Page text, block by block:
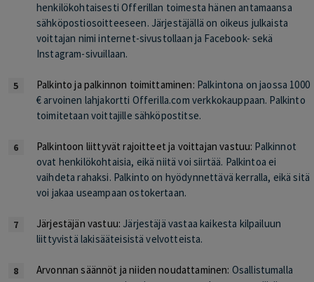
henkilökohtaisesti Offerillan toimesta hänen antamaansa
sähköpostiosoitteeseen. Järjestäjällä on oikeus julkaista
voittajan nimi internet-sivustollaan ja Facebook- sekä
Instagram-sivuillaan.
Palkinto ja palkinnon toimittaminen: Palkintona on jaossa 1000
€ arvoinen lahjakortti Offerilla.com verkkokauppaan. Palkinto
toimitetaan voittajille sähköpostitse.
Palkintoon liittyvät rajoitteet ja voittajan vastuu: Palkinnot
ovat henkilökohtaisia, eikä niitä voi siirtää. Palkintoa ei
vaihdeta rahaksi. Palkinto on hyödynnettävä kerralla, eikä sitä
voi jakaa useampaan ostokertaan.
Järjestäjän vastuu: Järjestäjä vastaa kaikesta kilpailuun
liittyvistä lakisääteisistä velvotteista.
Arvonnan säännöt ja niiden noudattaminen: Osallistumalla